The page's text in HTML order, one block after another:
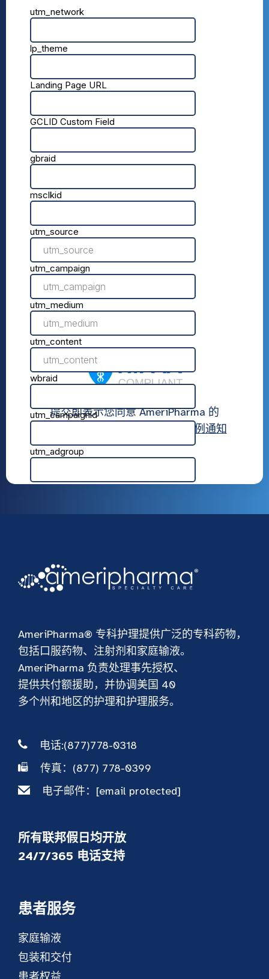
提交即表示您同意 AmeriPharma 的
隐私惯例通知
AmeriPharma® 专科护理提供广泛的专科药物，
包括口服药物、注射剂和家庭输液。
AmeriPharma 负责处理事先授权、
提供共付额援助，并协调美国 40
多个州和地区的护理和护理服务。
电话:(877)778-0318
传真：(877) 778-0399
电子邮件： [email protected]
所有联邦假日均开放
24/7/365 电话支持
患者服务
家庭输液
包装和交付